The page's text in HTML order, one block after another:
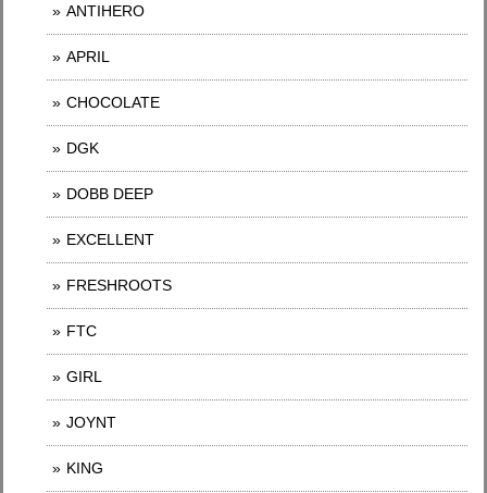
ANTIHERO
APRIL
CHOCOLATE
DGK
DOBB DEEP
EXCELLENT
FRESHROOTS
FTC
GIRL
JOYNT
KING